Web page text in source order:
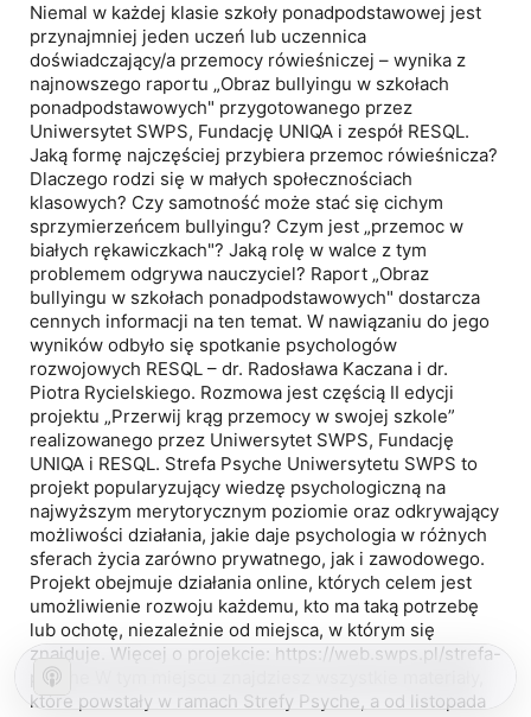
Niemal w każdej klasie szkoły ponadpodstawowej jest
przynajmniej jeden uczeń lub uczennica
doświadczający/a przemocy rówieśniczej – wynika z
najnowszego raportu „Obraz bullyingu w szkołach
ponadpodstawowych" przygotowanego przez
Uniwersytet SWPS, Fundację UNIQA i zespół RESQL.
Jaką formę najczęściej przybiera przemoc rówieśnicza?
Dlaczego rodzi się w małych społecznościach
klasowych? Czy samotność może stać się cichym
sprzymierzeńcem bullyingu? Czym jest „przemoc w
białych rękawiczkach"? Jaką rolę w walce z tym
problemem odgrywa nauczyciel? Raport „Obraz
bullyingu w szkołach ponadpodstawowych" dostarcza
cennych informacji na ten temat. W nawiązaniu do jego
wyników odbyło się spotkanie psychologów
rozwojowych RESQL – dr. Radosława Kaczana i dr.
Piotra Rycielskiego. Rozmowa jest częścią II edycji
projektu „Przerwij krąg przemocy w swojej szkole”
realizowanego przez Uniwersytet SWPS, Fundację
UNIQA i RESQL. Strefa Psyche Uniwersytetu SWPS to
projekt popularyzujący wiedzę psychologiczną na
najwyższym merytorycznym poziomie oraz odkrywający
możliwości działania, jakie daje psychologia w różnych
sferach życia zarówno prywatnego, jak i zawodowego.
Projekt obejmuje działania online, których celem jest
umożliwienie rozwoju każdemu, kto ma taką potrzebę
lub ochotę, niezależnie od miejsca, w którym się
znajduje. Więcej o projekcie: https://web.swps.pl/strefa-
psyche W tym miejscu znajdziesz wszystkie materiały,
które powstały w ramach Strefy Psyche, a od listopada